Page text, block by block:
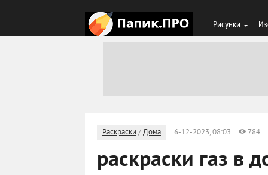
Рисунки
Раскраски /Дома 6-12-2023, 08:03 784
раскраски газ в